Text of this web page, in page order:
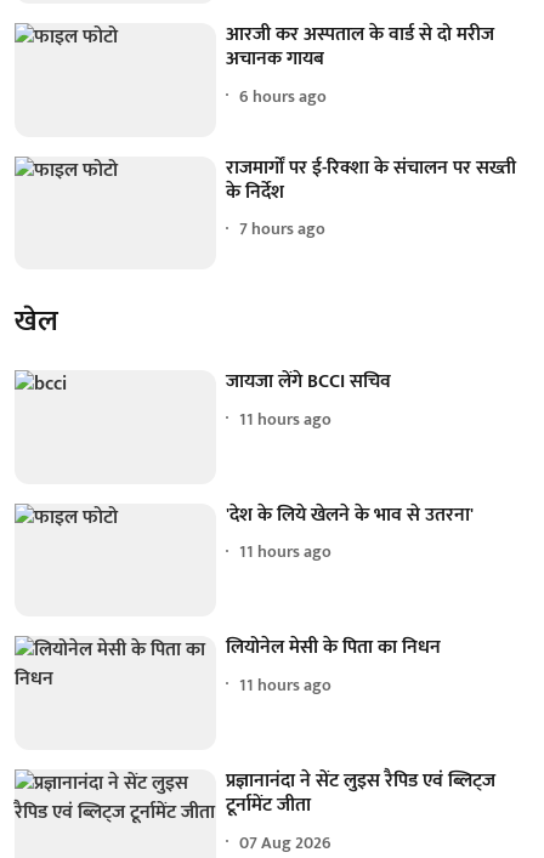
आरजी कर अस्पताल के वार्ड से दो मरीज
अचानक गायब
6 hours ago
राजमार्गों पर ई-रिक्शा के संचालन पर सख्ती
के निर्देश
7 hours ago
खेल
जायजा लेंगे BCCI सचिव
11 hours ago
'देश के लिये खेलने के भाव से उतरना'
11 hours ago
लियोनेल मेसी के पिता का निधन
11 hours ago
प्रज्ञानानंदा ने सेंट लुइस रैपिड एवं ब्लिट्ज
टूर्नामेंट जीता
07 Aug 2026